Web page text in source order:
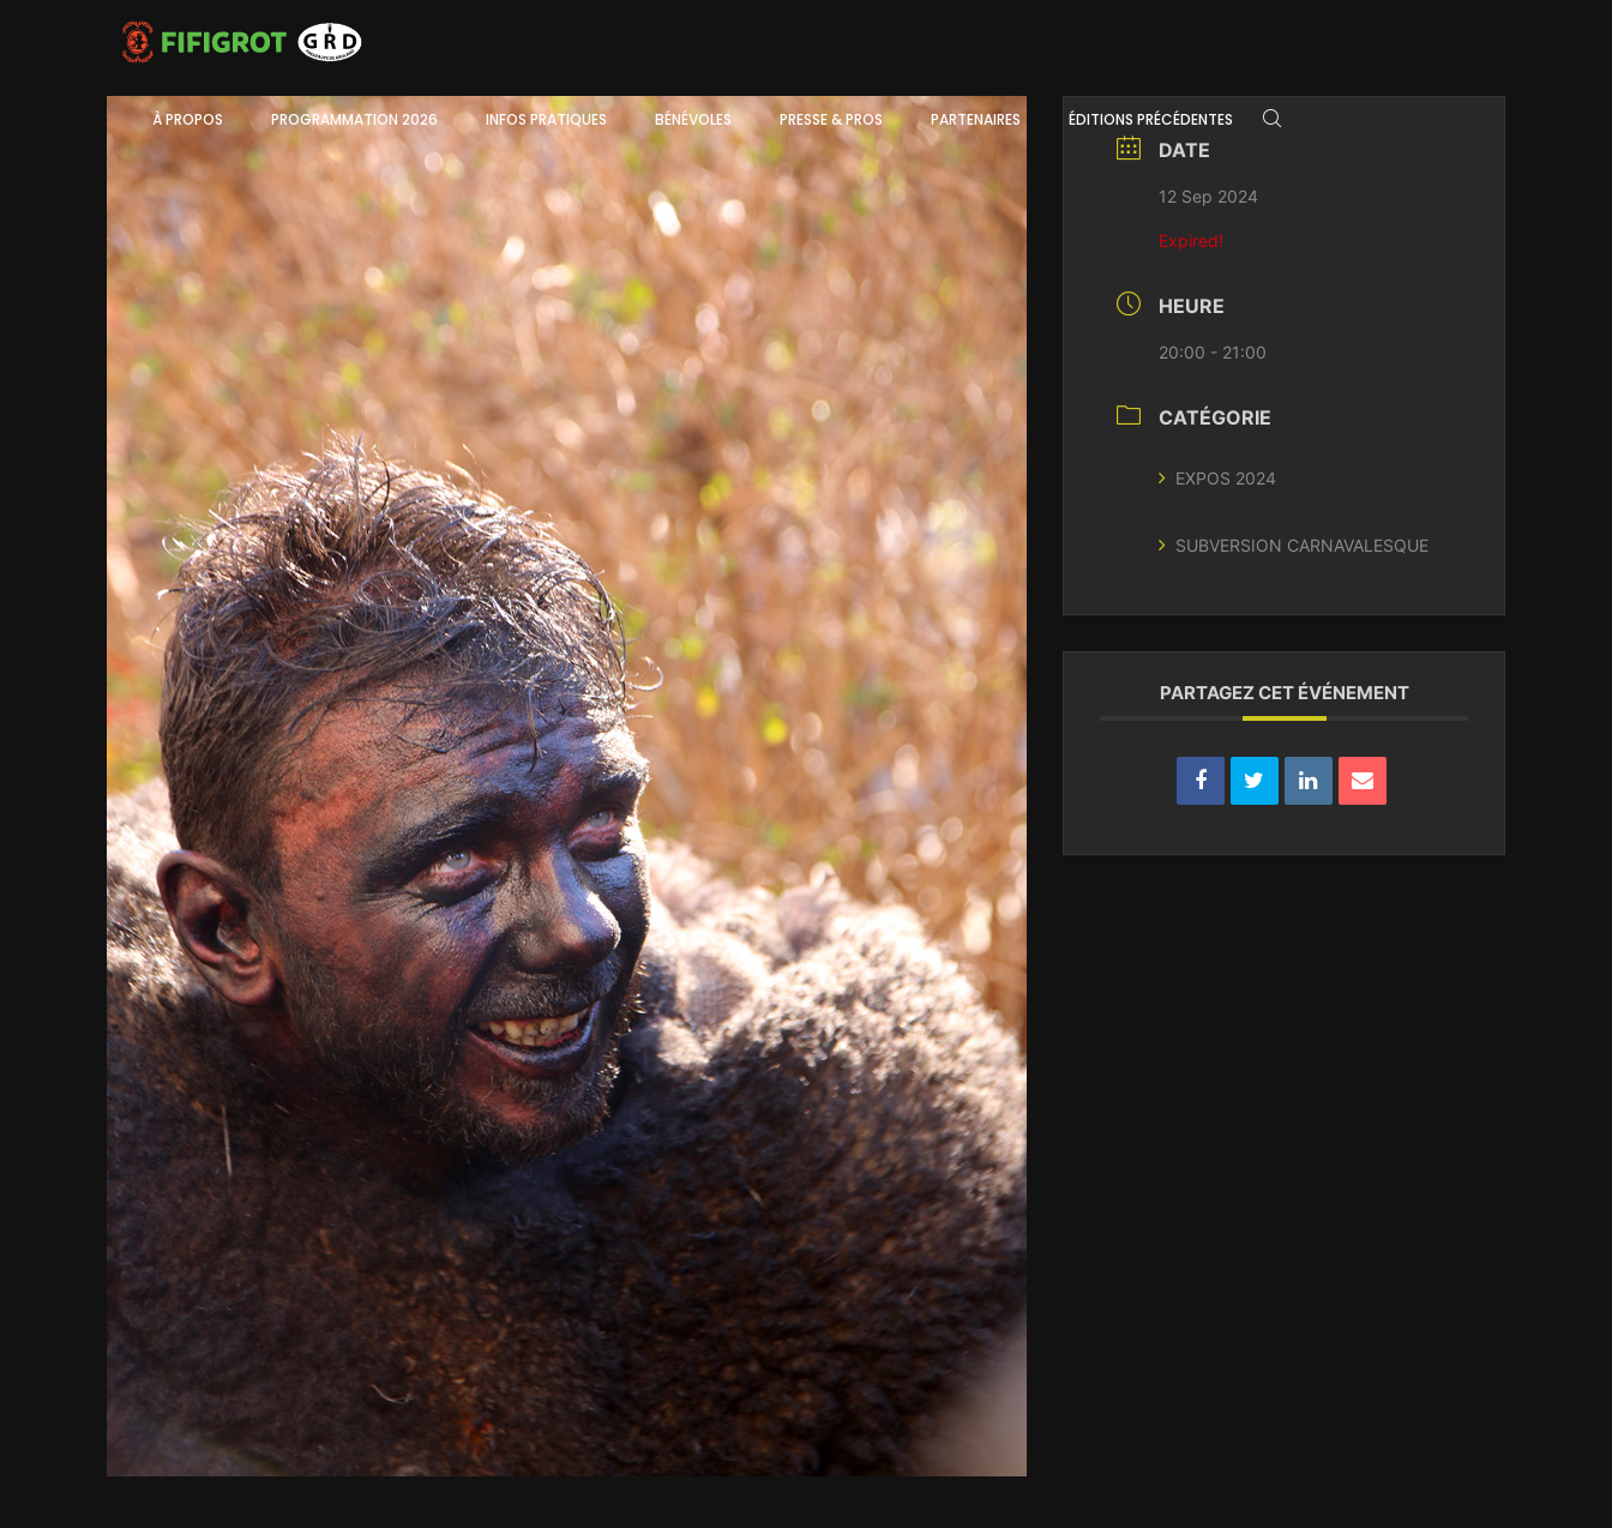
À PROPOS PROGRAMMATION 2026 INFOS PRATIQUES BÉNÉVOLES PRESSE & PROS PARTENAIRES ÉDITIONS PRÉCÉDENTES
DATE
12 Sep 2024
Expired!
HEURE
20:00 - 21:00
CATÉGORIE
EXPOS 2024
SUBVERSION CARNAVALESQUE
PARTAGEZ CET ÉVÉNEMENT